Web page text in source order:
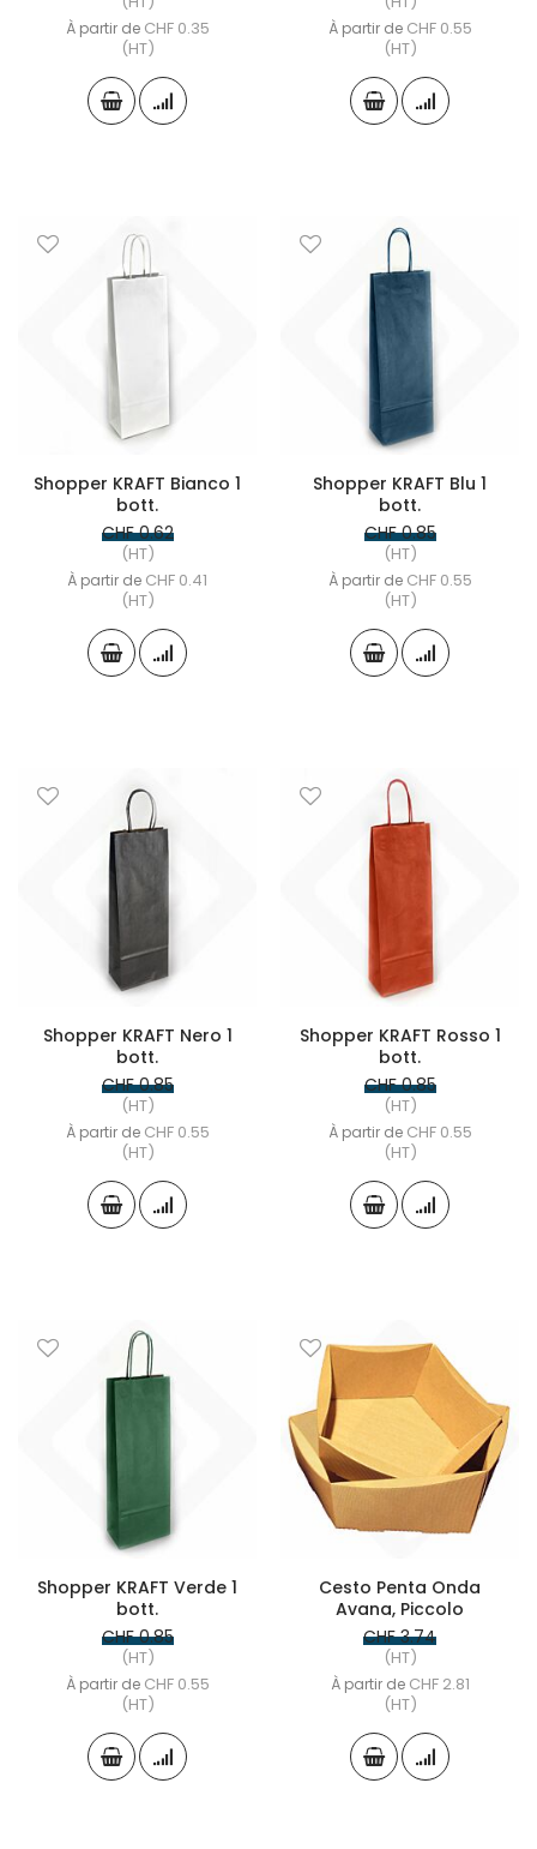
À partir de CHF 0.35
(HT)
À partir de CHF 0.55
(HT)
Shopper KRAFT Bianco 1
bott.
CHF 0.62
(HT)
À partir de CHF 0.41
(HT)
Shopper KRAFT Blu 1
bott.
CHF 0.85
(HT)
À partir de CHF 0.55
(HT)
Shopper KRAFT Nero 1
bott.
CHF 0.85
(HT)
À partir de CHF 0.55
(HT)
Shopper KRAFT Rosso 1
bott.
CHF 0.85
(HT)
À partir de CHF 0.55
(HT)
Shopper KRAFT Verde 1
bott.
CHF 0.85
(HT)
À partir de CHF 0.55
(HT)
Cesto Penta Onda
Avana, Piccolo
CHF 3.74
(HT)
À partir de CHF 2.81
(HT)